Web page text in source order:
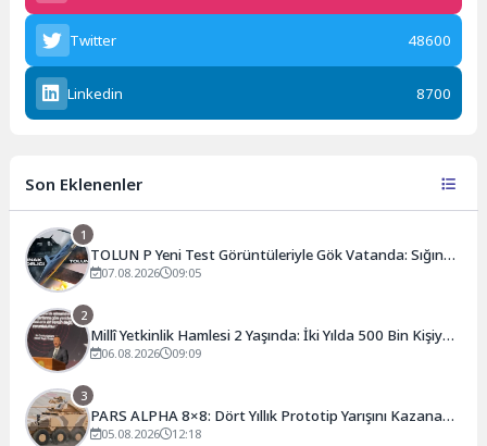
Twitter 48600
Linkedin 8700
Son Eklenenler
1
TOLUN P Yeni Test Görüntüleriyle Gök Vatanda: Sığınak
Delici Mühimmat Bir Kez Daha Sahnede
07.08.2026 09:05
2
Millî Yetkinlik Hamlesi 2 Yaşında: İki Yılda 500 Bin Kişiye
Ulaşan Seferberlik
06.08.2026 09:09
3
PARS ALPHA 8×8: Dört Yıllık Prototip Yarışını Kazanan
Yeni Nesil Zırhlı
05.08.2026 12:18